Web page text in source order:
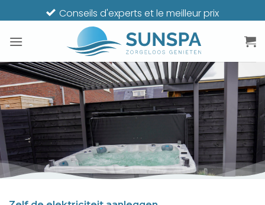
au
contenu
Spécialiste du bien-être depuis 2005